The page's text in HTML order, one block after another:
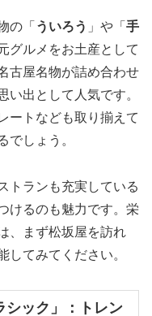
の「 ういろう 」や「 手
グルメをお土産として
古屋名物が詰め合わせ
い出として人気です。
ートなども取り揃えて
でしょう。
トランも充実している
けるのも魅力です。栄
、まず松坂屋を訪れ
してみてください。
シック」：トレン